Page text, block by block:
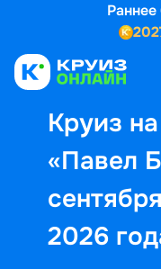
Круиз
«Павел
2026